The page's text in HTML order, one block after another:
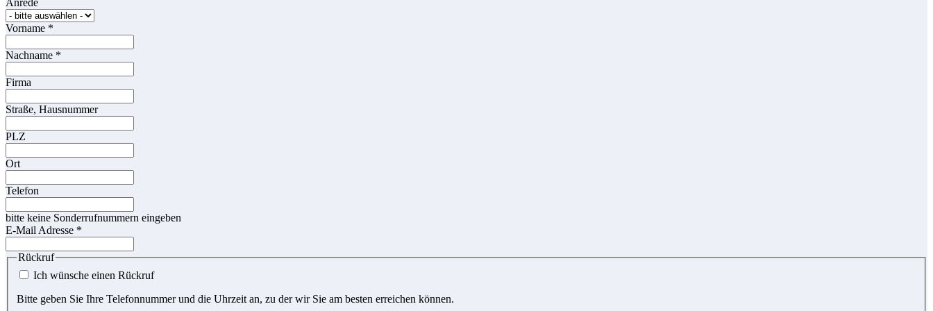
Anrede
Vorname *
Nachname *
Firma
Straße, Hausnummer
PLZ
Ort
Telefon
bitte keine Sonderrufnummern eingeben
E-Mail Adresse *
Rückruf
Ich wünsche einen Rückruf
Bitte geben Sie Ihre Telefonnummer und die Uhrzeit an, zu der wir Sie am besten erreichen können.